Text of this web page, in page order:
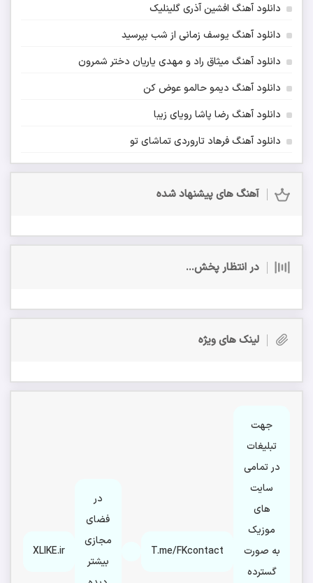
دانلود آهنگ افشین آذری گلینلیک
دانلود آهنگ یوسف زمانی از شب بپرسید
دانلود آهنگ میثاق راد و مهدی یاریان دختر شمرون
دانلود آهنگ دیمو حالمو عوض کن
دانلود آهنگ رضا پاشا رویای زیبا
دانلود آهنگ فرهاد تاروردی تماشای تو
آهنگ های پیشنهاد شده
در انتظار پخش...
لینک های ویژه
جهت
تبلیغات
در تمامی
سایت
های
موزیک
به صورت
گسترده
T.me/FKcontact
در
فضای
مجازی
بیشتر
XLIKE.ir